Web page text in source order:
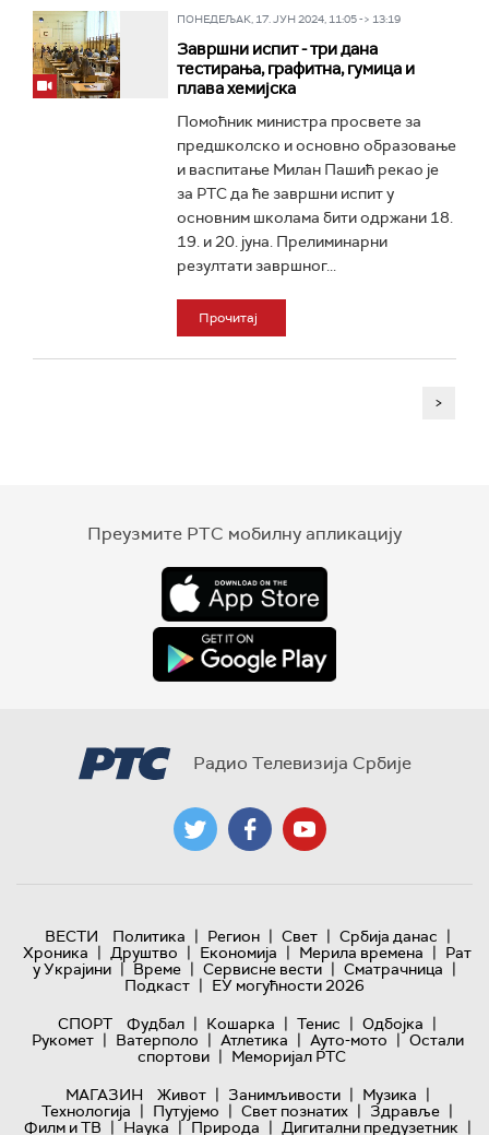
ПОНЕДЕЉАК, 17. ЈУН 2024, 11:05 -> 13:19
Завршни испит - три дана
тестирања, графитна, гумица и
плава хемијска
Помоћник министра просвете за
предшколско и основно образовање
и васпитање Милан Пашић рекао је
за РТС да ће завршни испит у
основним школама бити одржани 18.
19. и 20. јуна. Прелиминарни
резултати завршног...
Прочитај
>
Преузмите РТС мобилну апликацију
Радио Телевизија Србије
ВЕСТИ Политика | Регион | Свет | Србија данас |
Хроника | Друштво | Економија | Мерила времена | Рат
у Украјини | Време | Сервисне вести | Сматрачница |
Подкаст | ЕУ могућности 2026
СПОРТ
Фудбал | Кошарка | Тенис | Одбојка |
Рукомет | Ватерполо | Атлетика | Ауто-мото | Остали
спортови | Меморијал РТС
МАГАЗИН
Живот | Занимљивости | Музика |
Технологијa | Путујемо | Свет познатих | Здравље |
Филм и ТВ | Наука | Природа | Дигитални предузетник |